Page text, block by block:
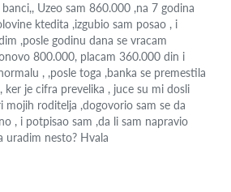
Uzeo sam 860.000 ,na 7 godina
ktedita ,izgubio sam posao , i
,posle godinu dana se vracam
800.000, placam 360.000 din i
, ,posle toga ,banka se premestila
ker je cifra prevelika , juce su mi dosli
mojih roditelja ,dogovorio sam se da
, i potpisao sam ,da li sam napravio
uradim nesto? Hvala